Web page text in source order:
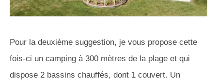
Pour la deuxième suggestion, je vous propose cette
fois-ci un camping à 300 mètres de la plage et qui
dispose 2 bassins chauffés, dont 1 couvert. Un